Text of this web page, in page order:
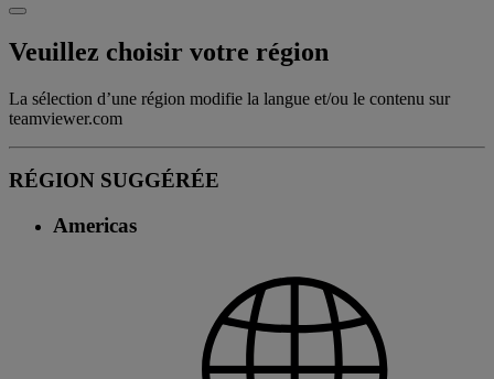
Veuillez choisir votre région
La sélection d’une région modifie la langue et/ou le contenu sur
teamviewer.com
RÉGION SUGGÉRÉE
Americas